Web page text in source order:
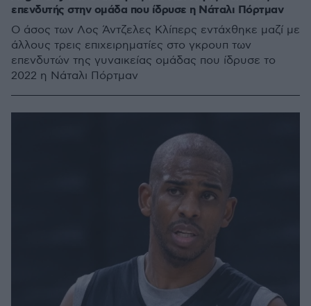
επενδυτής στην ομάδα που ίδρυσε η Νάταλι Πόρτμαν
Ο άσος των Λος Άντζελες Κλίπερς εντάχθηκε μαζί με
άλλους τρεις επιχειρηματίες στο γκρουπ των
επενδυτών της γυναικείας ομάδας που ίδρυσε το
2022 η Νάταλι Πόρτμαν